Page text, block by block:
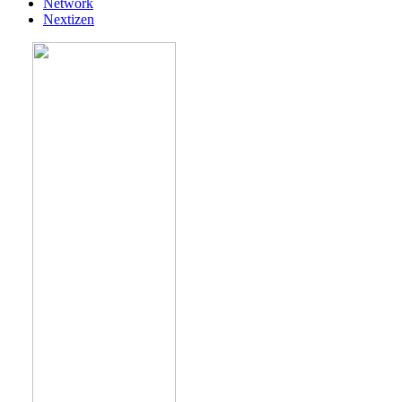
Network
Nextizen